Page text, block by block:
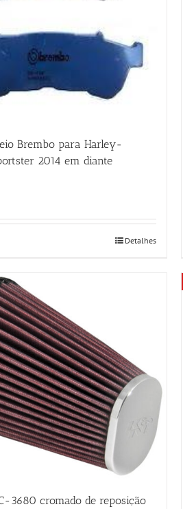
Brembo para Harley-
2014 em diante
Detalhes
3680 cromado de reposição